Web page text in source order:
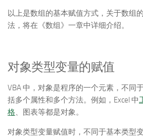
以上是数组的基本赋值方式，关于数组
法，将在《数组》一章中详细介绍。
对象类型变量的赋值
VBA 中，对象是程序的一个元素，不同
括多个属性和多个方法。例如，Excel 中
格、图表等都是对象。
对象类型变量赋值时，不同于基本类型